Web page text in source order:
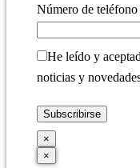
Número de
He leído y
noticias y
×
×